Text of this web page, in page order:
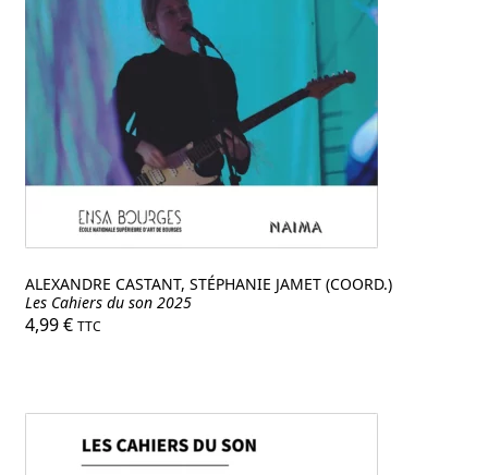
ALEXANDRE CASTANT, STÉPHANIE JAMET (COORD.)
Les Cahiers du son 2025
4,99€ TTC